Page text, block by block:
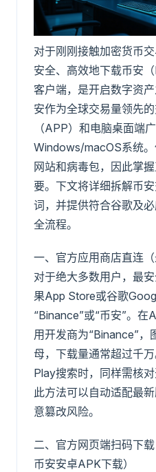
对于刚刚接触加密货币
安全、高效地下载币安
客户端，是开启数字资
安作为全球交易量领先
（APP）和电脑桌面端
Windows/macOS系统
网站和病毒包，因此掌
要。下文将详细拆解币
词，并提供符合谷歌及
全流程。
一、官方应用商店直连（
对于绝大多数用户，最
果App Store或谷歌
“Binance”或“币安”。
用开发商为“Binance”，
母，下载量通常超过千
Play搜索时，同样需核对
此方法可以自动适配最
意篡改风险。
二、官方网页端扫码下
币安安卓APK下载）